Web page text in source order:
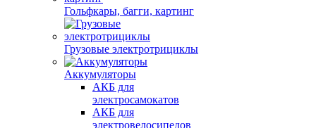
Гольфкары, багги, картинг
Грузовые электротрициклы
Аккумуляторы
АКБ для
электросамокатов
АКБ для
электровелосипедов